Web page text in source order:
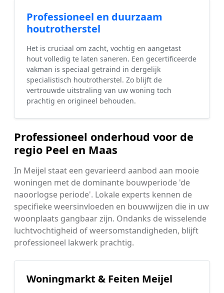
Professioneel en duurzaam
houtrotherstel
Het is cruciaal om zacht, vochtig en aangetast
hout volledig te laten saneren. Een gecertificeerde
vakman is speciaal getraind in dergelijk
specialistisch houtrotherstel. Zo blijft de
vertrouwde uitstraling van uw woning toch
prachtig en origineel behouden.
Professioneel onderhoud voor de
regio Peel en Maas
In Meijel staat een gevarieerd aanbod aan mooie
woningen met de dominante bouwperiode 'de
naoorlogse periode'. Lokale experts kennen de
specifieke weersinvloeden en bouwwijzen die in uw
woonplaats gangbaar zijn. Ondanks de wisselende
luchtvochtigheid of weersomstandigheden, blijft
professioneel lakwerk prachtig.
Woningmarkt & Feiten Meijel